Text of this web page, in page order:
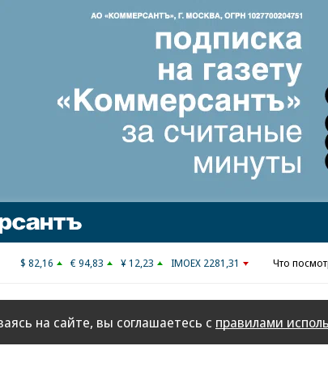
$ 82,16 € 94,83 ¥ 12,23 IMOEX 2281,31 Что
на сайте, вы соглашаетесь с правилами